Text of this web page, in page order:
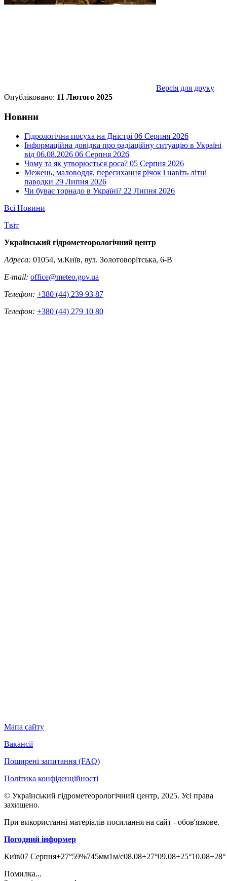
Версія для друку
Опубліковано: 11 Лютого 2025
Новини
Гідрологічна посуха на Дністрі 06 Серпня 2026
Інформаційна довідка про радіаційну ситуацію в Україні
від 06.08.2026 06 Серпня 2026
Чому та як утворюється роса? 05 Серпня 2026
Межень, маловоддя, пересихання річок і навіть літні
паводки 29 Липня 2026
Чи буває торнадо в Україні? 22 Липня 2026
Всі Новини
Tвіт
Український гідрометеорологічний центр
Адреса: 01054, м.Київ, вул. Золотоворітська, 6-В
E-mail: office@meteo.gov.ua
Телефон: +380 (44) 239 93 87
Телефон: +380 (44) 279 10 80
Мапа сайту
Вакансії
Поширені запитання (FAQ)
Політика конфіденційності
© Український гідрометеорологічний центр, 2025. Усі права
захищено.
При використанні матеріалів посилання на сайт - обов'язкове.
Погодний інформер
Київ07 Серпня+27°59%745мм1м/c08.08+27°09.08+25°10.08+28°
Помилка...